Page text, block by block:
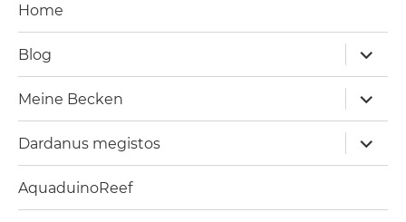
Home
Blog
öffnen
Meine Becken
öffnen
Dardanus megistos
öffnen
AquaduinoReef